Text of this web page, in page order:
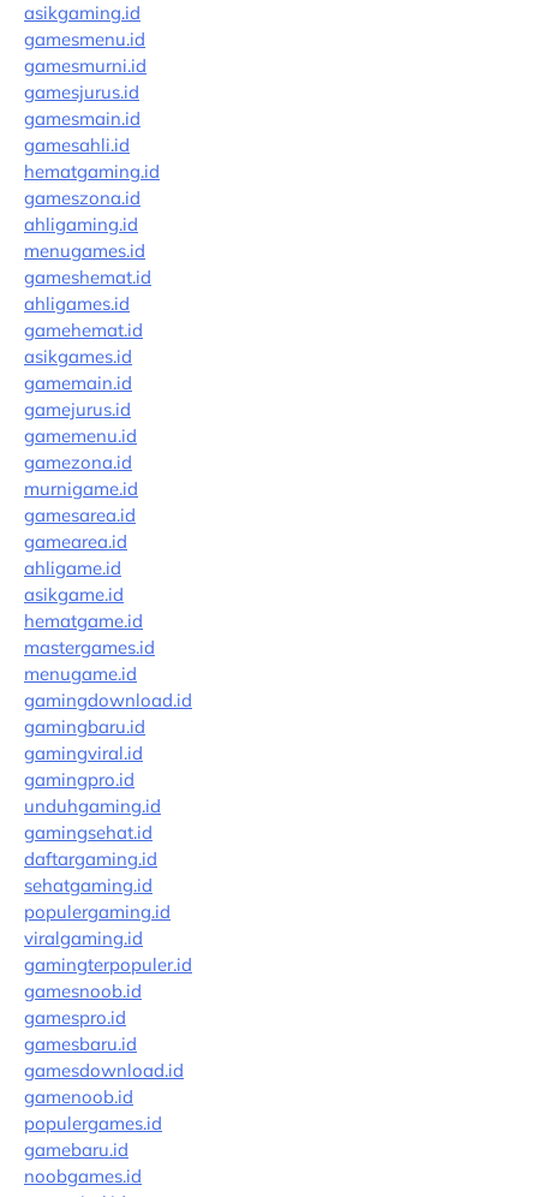
asikgaming.id
gamesmenu.id
gamesmurni.id
gamesjurus.id
gamesmain.id
gamesahli.id
hematgaming.id
gameszona.id
ahligaming.id
menugames.id
gameshemat.id
ahligames.id
gamehemat.id
asikgames.id
gamemain.id
gamejurus.id
gamemenu.id
gamezona.id
murnigame.id
gamesarea.id
gamearea.id
ahligame.id
asikgame.id
hematgame.id
mastergames.id
menugame.id
gamingdownload.id
gamingbaru.id
gamingviral.id
gamingpro.id
unduhgaming.id
gamingsehat.id
daftargaming.id
sehatgaming.id
populergaming.id
viralgaming.id
gamingterpopuler.id
gamesnoob.id
gamespro.id
gamesbaru.id
gamesdownload.id
gamenoob.id
populergames.id
gamebaru.id
noobgames.id